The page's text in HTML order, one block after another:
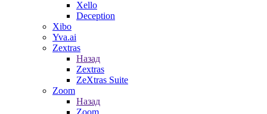
Xello
Deception
Xibo
Yva.ai
Zextras
Назад
Zextras
ZeXtras Suite
Zoom
Назад
Zoom